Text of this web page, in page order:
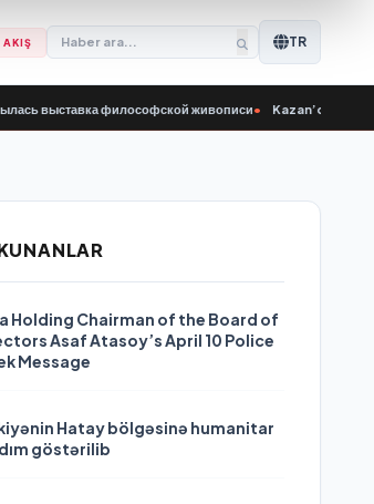
AKIŞ TR
философской живописи• Kazan’daki Birleşik
Holding Chairman of the Board of
Asaf Atasoy’s April 10 Police
Message
Hatay bölgəsinə humanitar
göstərilib